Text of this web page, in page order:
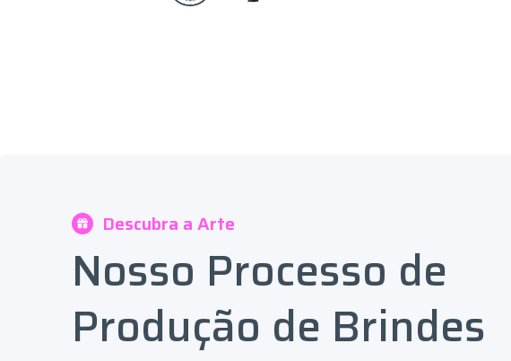
Descubra a Arte
Nosso Processo de
Produção de Brindes